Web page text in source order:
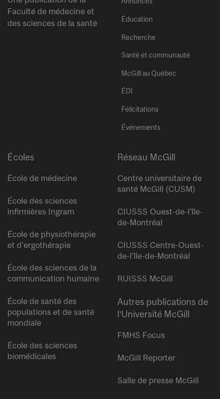
Faculté de médecine et
des sciences de la santé
Éducation
Recherche
Santé et communauté
McGill au Québec
ÉDI
Félicitations
Événements
Écoles
École de médecine
École des sciences
infirmières Ingram
École de physiothérapie
et d’ergothérapie
École des sciences de la
communication humaine
École de santé des
populations et de santé
mondiale
École des sciences
biomédicales
Réseau McGill
Centre universitaire de
santé McGill (CUSM)
CIUSSS Ouest-de-l’île-
de-Montréal
CIUSSS Centre-Ouest-
de-l’île-de-Montréal
RUISSS McGill
Autres publications de
l’Université McGill
FMHS Focus
McGill Reporter
Salle de presse McGill